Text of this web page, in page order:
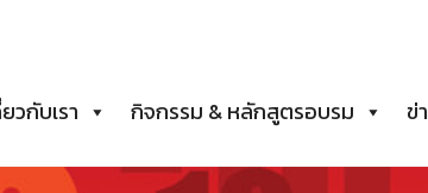
วกับเรา
กิจกรรม & หลักสูตรอบรม ข่